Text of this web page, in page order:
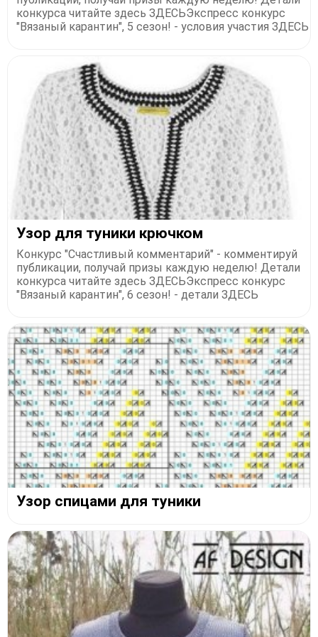
конкурса читайте здесь ЗДЕСЬЭкспресс конкурс
"Вязаный карантин", 5 сезон! - условия участия ЗДЕСЬ
Узор для туники крючком
Конкурс "Счастливый комментарий" - комментируй
публикации, получай призы каждую неделю! Детали
конкурса читайте здесь ЗДЕСЬЭкспресс конкурс
"Вязаный карантин", 6 сезон! - детали ЗДЕСЬ
Узор спицами для туники